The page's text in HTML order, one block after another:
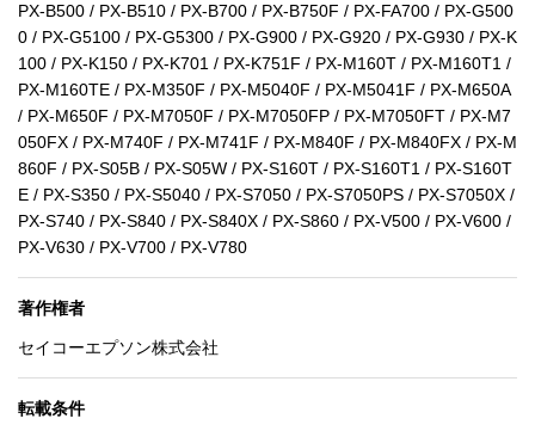
PX-B500 / PX-B510 / PX-B700 / PX-B750F / PX-FA700 / PX-G500
0 / PX-G5100 / PX-G5300 / PX-G900 / PX-G920 / PX-G930 / PX-K
100 / PX-K150 / PX-K701 / PX-K751F / PX-M160T / PX-M160T1 /
PX-M160TE / PX-M350F / PX-M5040F / PX-M5041F / PX-M650A
/ PX-M650F / PX-M7050F / PX-M7050FP / PX-M7050FT / PX-M7
050FX / PX-M740F / PX-M741F / PX-M840F / PX-M840FX / PX-M
860F / PX-S05B / PX-S05W / PX-S160T / PX-S160T1 / PX-S160T
E / PX-S350 / PX-S5040 / PX-S7050 / PX-S7050PS / PX-S7050X /
PX-S740 / PX-S840 / PX-S840X / PX-S860 / PX-V500 / PX-V600 /
PX-V630 / PX-V700 / PX-V780
著作権者
セイコーエプソン株式会社
転載条件